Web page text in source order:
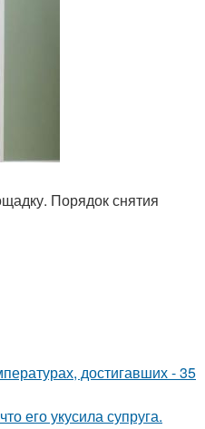
Порядок снятия
достигавших - 35
его укусила супруга.